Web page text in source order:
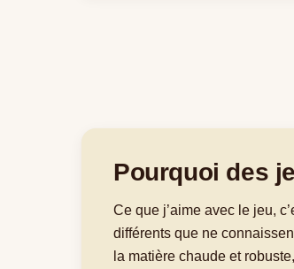
Pourquoi des
Ce que j’aime avec le jeu,
différents que ne
la matière chaude et